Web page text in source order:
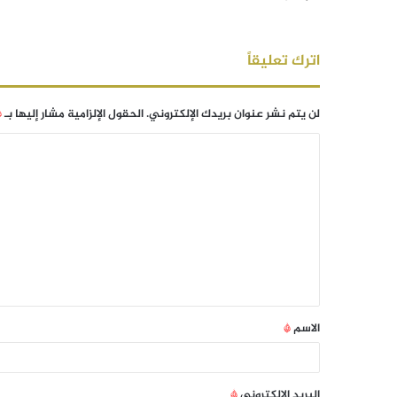
اترك تعليقاً
لن يتم نشر عنوان بريدك الإلكتروني.الحقول الإلزامية مشار إليها بـ
الاسم*